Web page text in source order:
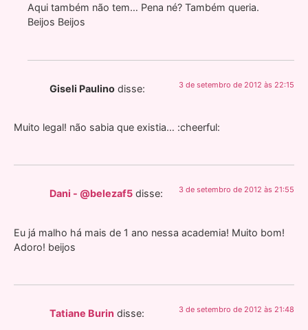
Aqui também não tem… Pena né? Também queria.
Beijos Beijos
Giseli Paulino disse: 3 de setembro de 2012 às 22:15
Muito legal! não sabia que existia… :cheerful:
Dani - @belezaf5 disse: 3 de setembro de 2012 às 21:55
Eu já malho há mais de 1 ano nessa academia! Muito bom!
Adoro! beijos
Tatiane Burin disse: 3 de setembro de 2012 às 21:48